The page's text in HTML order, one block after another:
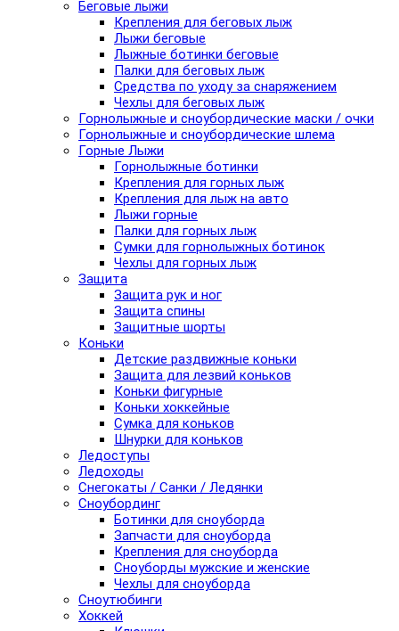
Беговые лыжи
Крепления для беговых лыж
Лыжи беговые
Лыжные ботинки беговые
Палки для беговых лыж
Средства по уходу за снаряжением
Чехлы для беговых лыж
Горнолыжные и сноубордические маски / очки
Горнолыжные и сноубордические шлема
Горные Лыжи
Горнолыжные ботинки
Крепления для горных лыж
Крепления для лыж на авто
Лыжи горные
Палки для горных лыж
Сумки для горнолыжных ботинок
Чехлы для горных лыж
Защита
Защита рук и ног
Защита спины
Защитные шорты
Коньки
Детские раздвижные коньки
Защита для лезвий коньков
Коньки фигурные
Коньки хоккейные
Сумка для коньков
Шнурки для коньков
Ледоступы
Ледоходы
Снегокаты / Санки / Ледянки
Сноубординг
Ботинки для сноуборда
Запчасти для сноуборда
Крепления для сноуборда
Сноуборды мужские и женские
Чехлы для сноуборда
Сноутюбинги
Хоккей